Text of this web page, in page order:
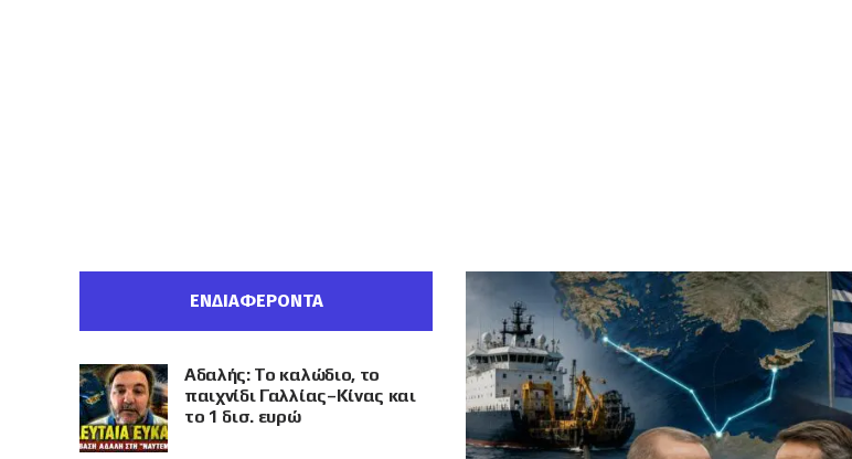
ΕΝΔΙΑΦΕΡΟΝΤΑ
Αδαλής: Το καλώδιο, το
παιχνίδι Γαλλίας–Κίνας και
το 1 δισ. ευρώ